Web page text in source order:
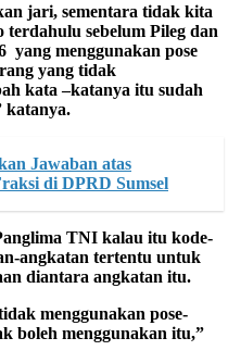
jari, sementara tidak kita
sebelum Pileg dan
yang menggunakan pose
yang tidak
kata –katanya itu sudah
katanya.
Jawaban atas
di DPRD Sumsel
TNI kalau itu kode-
angkatan tertentu untuk
diantara angkatan itu.
menggunakan pose-
boleh menggunakan itu,”